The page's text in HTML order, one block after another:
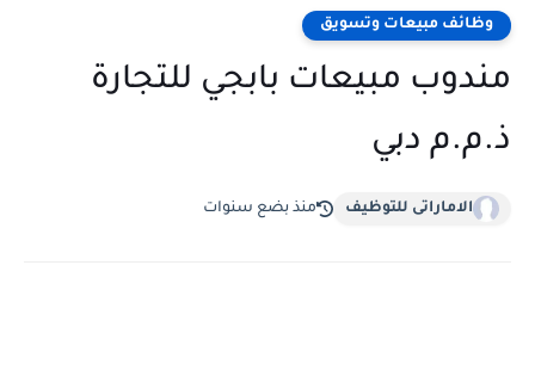
وظائف مبيعات وتسويق
مندوب مبيعات بابجي للتجارة
ذ.م.م دبي
الاماراتى للتوظيف منذ بضع سنوات